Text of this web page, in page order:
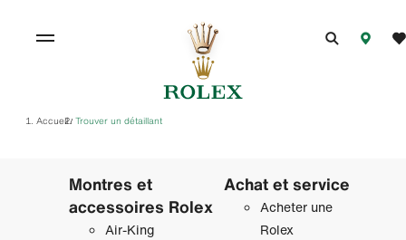
Accueil/ Trouver un détaillant
Montres et
accessoires Rolex
Air‑King
Achat et service
Acheter une
Rolex